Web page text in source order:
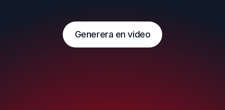
Generera en video